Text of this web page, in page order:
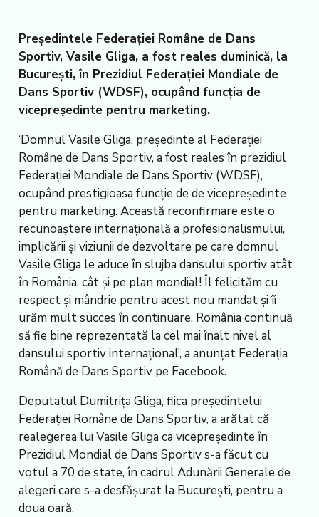
Președintele Federației Române de Dans
Sportiv, Vasile Gliga, a fost reales duminică, la
București, în Prezidiul Federației Mondiale de
Dans Sportiv (WDSF), ocupând funcția de
vicepreședinte pentru marketing.
‘Domnul Vasile Gliga, președinte al Federației
Române de Dans Sportiv, a fost reales în prezidiul
Federației Mondiale de Dans Sportiv (WDSF),
ocupând prestigioasa funcție de de vicepreședinte
pentru marketing. Această reconfirmare este o
recunoaștere internațională a profesionalismului,
implicării și viziunii de dezvoltare pe care domnul
Vasile Gliga le aduce în slujba dansului sportiv atât
în România, cât și pe plan mondial! Îl felicităm cu
respect și mândrie pentru acest nou mandat și îi
urăm mult succes în continuare. România continuă
să fie bine reprezentată la cel mai înalt nivel al
dansului sportiv internațional’, a anunțat Federația
Română de Dans Sportiv pe Facebook.
Deputatul Dumitrița Gliga, fiica președintelui
Federației Române de Dans Sportiv, a arătat că
realegerea lui Vasile Gliga ca vicepreședinte în
Prezidiul Mondial de Dans Sportiv s-a făcut cu
votul a 70 de state, în cadrul Adunării Generale de
alegeri care s-a desfășurat la București, pentru a
doua oară.